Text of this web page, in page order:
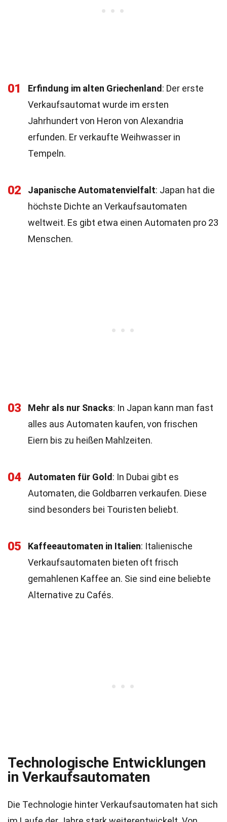
01 Erfindung im alten Griechenland : Der erste
Verkaufsautomat wurde im ersten
Jahrhundert von Heron von Alexandria
erfunden. Er verkaufte Weihwasser in
Tempeln.
02 Japanische Automatenvielfalt: Japan hat die
höchste Dichte an Verkaufsautomaten
weltweit. Es gibt etwa einen Automaten pro 23
Menschen.
03 Mehr als nur Snacks: In Japan kann man fast
alles aus Automaten kaufen, von frischen
Eiern bis zu heißen Mahlzeiten.
04 Automaten für Gold : In Dubai gibt es
Automaten, die Goldbarren verkaufen. Diese
sind besonders bei Touristen beliebt.
05 Kaffeeautomaten in Italien: Italienische
Verkaufsautomaten bieten oft frisch
gemahlenen Kaffee an. Sie sind eine beliebte
Alternative zu Cafés.
Technologische Entwicklungen
in Verkaufsautomaten
Die Technologie hinter Verkaufsautomaten hat sich